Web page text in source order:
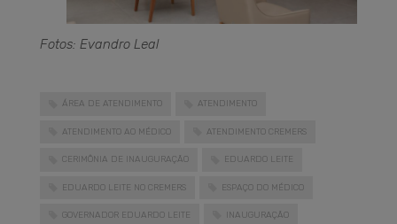
Fotos: Evandro Leal
ÁREA DE ATENDIMENTO ATENDIMENTO
ATENDIMENTO AO MÉDICO ATENDIMENTO CREMERS
CERIMÔNIA DE INAUGURAÇÃO EDUARDO LEITE
EDUARDO LEITE NO CREMERS ESPAÇO DO MÉDICO
GOVERNADOR EDUARDO LEITE INAUGURAÇÃO